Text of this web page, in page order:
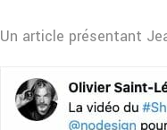
Un article présentant